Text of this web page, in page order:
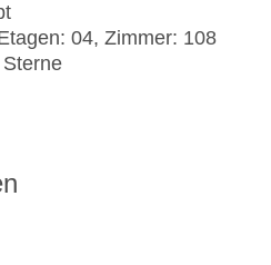
04, Zimmer: 108